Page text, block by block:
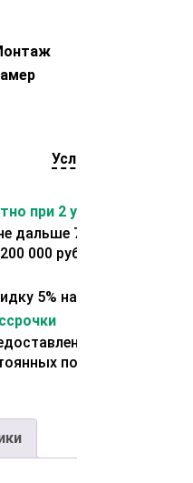
Условия оплаты
при 2 условиях:
дальше 70 км от склада.
000 рублей.
5% на второй заказ
отсрочки
покупателей.